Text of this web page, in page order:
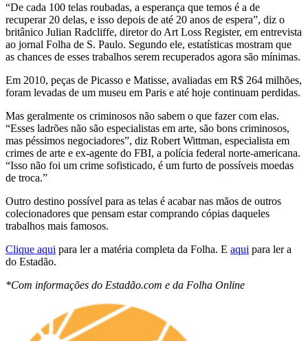
“De cada 100 telas roubadas, a esperança que temos é a de
recuperar 20 delas, e isso depois de até 20 anos de espera”, diz o
britânico Julian Radcliffe, diretor do Art Loss Register, em entrevista
ao jornal Folha de S. Paulo. Segundo ele, estatísticas mostram que
as chances de esses trabalhos serem recuperados agora são mínimas.
Em 2010, peças de Picasso e Matisse, avaliadas em R$ 264 milhões,
foram levadas de um museu em Paris e até hoje continuam perdidas.
Mas geralmente os criminosos não sabem o que fazer com elas.
“Esses ladrões não são especialistas em arte, são bons criminosos,
mas péssimos negociadores”, diz Robert Wittman, especialista em
crimes de arte e ex-agente do FBI, a polícia federal norte-americana.
“Isso não foi um crime sofisticado, é um furto de possíveis moedas
de troca.”
Outro destino possível para as telas é acabar nas mãos de outros
colecionadores que pensam estar comprando cópias daqueles
trabalhos mais famosos.
Clique aqui para ler a matéria completa da Folha. E aqui para ler a
do Estadão.
*Com informações do Estadão.com e da Folha Online